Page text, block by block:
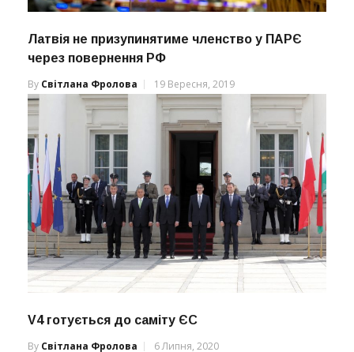
Латвія не призупинятиме членство у ПАРЄ
через повернення РФ
By Світлана Фролова 19 Вересня, 2019
V4 готується до саміту ЄС
By Світлана Фролова 6 Липня, 2020